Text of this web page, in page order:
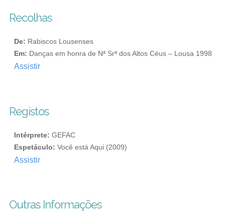
Recolhas
De: Rabiscos Lousenses
Em: Danças em honra de Nª Srª dos Altos Céus – Lousa 1998
Assistir
Registos
Intérprete: GEFAC
Espetáculo: Você está Aqui (2009)
Assistir
Outras Informações